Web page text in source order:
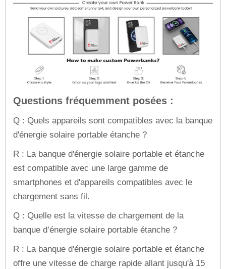
Questions fréquemment posées :
Q : Quels appareils sont compatibles avec la banque
d'énergie solaire portable étanche ?
R : La banque d'énergie solaire portable et étanche
est compatible avec une large gamme de
smartphones et d'appareils compatibles avec le
chargement sans fil.
Q : Quelle est la vitesse de chargement de la
banque d’énergie solaire portable étanche ?
R : La banque d'énergie solaire portable et étanche
offre une vitesse de charge rapide allant jusqu'à 15